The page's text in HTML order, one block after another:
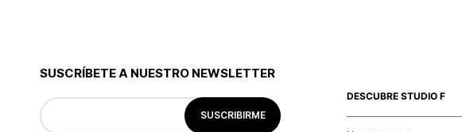
SUSCRÍBETE A NUESTRO NEWSLETTER
SUSCRIBIRME
DESCUBRE STUDIO F